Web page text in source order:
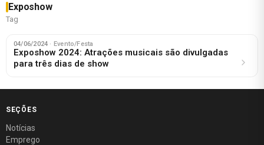
Exposhow
Tag
04/06/2024 · Evento/Festa
Exposhow 2024: Atrações musicais são divulgadas
para três dias de show
SEÇÕES
Notícias
Emprego